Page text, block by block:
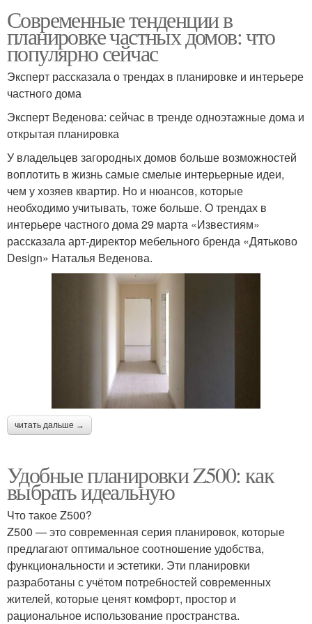
Современные тенденции в
планировке частных домов: что
популярно сейчас
Эксперт рассказала о трендах в планировке и интерьере
частного дома
Эксперт Веденова: сейчас в тренде одноэтажные дома и
открытая планировка
У владельцев загородных домов больше возможностей
воплотить в жизнь самые смелые интерьерные идеи,
чем у хозяев квартир. Но и нюансов, которые
необходимо учитывать, тоже больше. О трендах в
интерьере частного дома 29 марта «Известиям»
рассказала арт-директор мебельного бренда «Дятьково
Design» Наталья Веденова.
читать дальше →
Удобные планировки Z500: как
выбрать идеальную
Что такое Z500?
Z500 — это современная серия планировок, которые
предлагают оптимальное соотношение удобства,
функциональности и эстетики. Эти планировки
разработаны с учётом потребностей современных
жителей, которые ценят комфорт, простор и
рациональное использование пространства.